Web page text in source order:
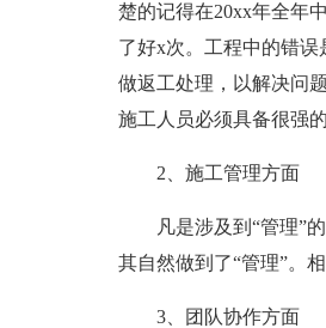
楚的记得在20xx年全年
了好x次。工程中的错
做返工处理，以解决问
施工人员必须具备很强
2、施工管理方面
凡是涉及到“管理”
其自然做到了“管理”。
3、团队协作方面